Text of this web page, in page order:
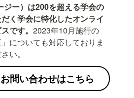
ジー）は200を超える学会の
く学会に特化したオンライ
です。2023年10月施行の
」についても対応しておりま
い。
問い合わせはこちら